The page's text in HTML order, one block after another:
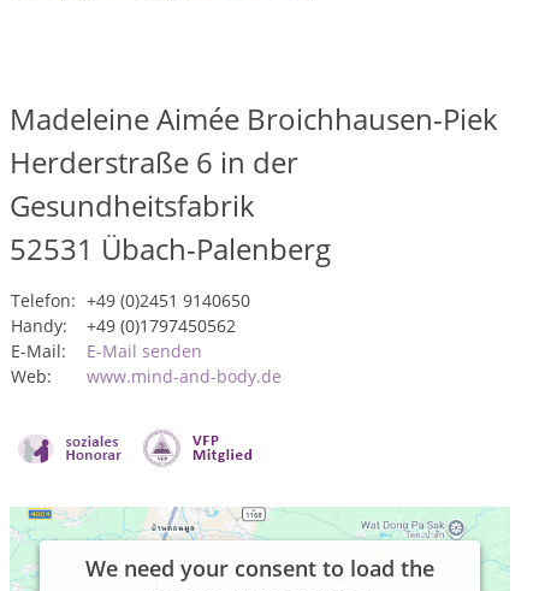
Madeleine Aimée Broichhausen-Piek
Herderstraße 6 in der
Gesundheitsfabrik
52531 Übach-Palenberg
Telefon: +49 (0)2451 9140650
Handy:
+49 (0)1797450562
E-Mail:
E-Mail senden
Web:
www.mind-and-body.de
We need your consent to load the